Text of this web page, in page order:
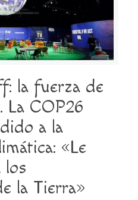
la fuerza de
La COP26
a la
«Le
los
la Tierra»